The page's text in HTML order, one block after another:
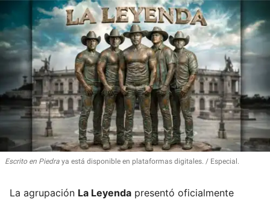
Escrito en Piedra ya está disponible en plataformas digitales. Especial.
La agrupación La Leyenda presentó oficialmente